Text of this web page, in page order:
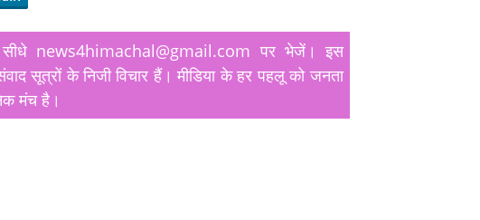
सीधे news4himachal@gmail.com पर भेजें। इस
सूत्रों के निजी विचार हैं। मीडिया के हर पहलू को जनता
मंच है।